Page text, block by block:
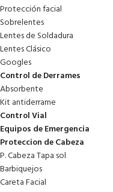
Protección facial
Sobrelentes
Lentes de Soldadura
Lentes Clásico
Googles
Control de Derrames
Absorbente
Kit antiderrame
Control Vial
Equipos de Emergencia
Proteccion de Cabeza
P. Cabeza Tapa sol
Barbiquejos
Careta Facial